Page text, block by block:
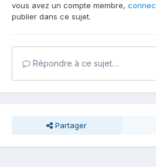
vous avez un compte membre,
publier dans ce sujet.
Répondre à ce sujet…
Partager